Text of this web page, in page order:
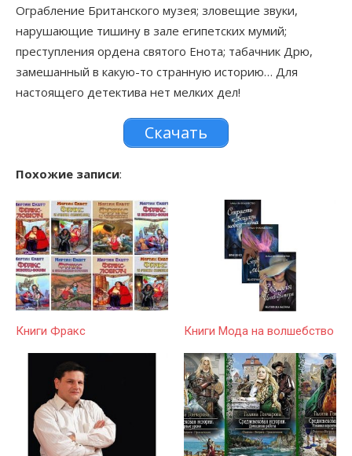
Ограбление Британского музея; зловещие звуки,
нарушающие тишину в зале египетских мумий;
преступления ордена святого Енота; табачник Дрю,
замешанный в какую-то странную историю… Для
настоящего детектива нет мелких дел!
Скачать
Похожие записи:
Книги Фракс Книги Мода на волшебство